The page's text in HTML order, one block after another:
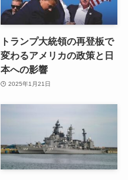
トランプ大統領の再登板で
変わるアメリカの政策と日
本への影響
2025年1月21日